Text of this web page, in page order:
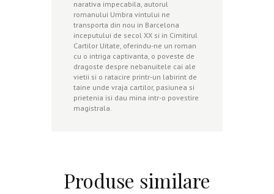
narativa impecabila, autorul
romanului Umbra vintului ne
transporta din nou in Barcelona
inceputului de secol XX si in Cimitirul
Cartilor Uitate, oferindu-ne un roman
cu o intriga captivanta, o poveste de
dragoste despre nebanuitele cai ale
vietii si o ratacire printr-un labirint de
taine unde vraja cartilor, pasiunea si
prietenia isi dau mina intr-o povestire
magistrala.
Produse similare